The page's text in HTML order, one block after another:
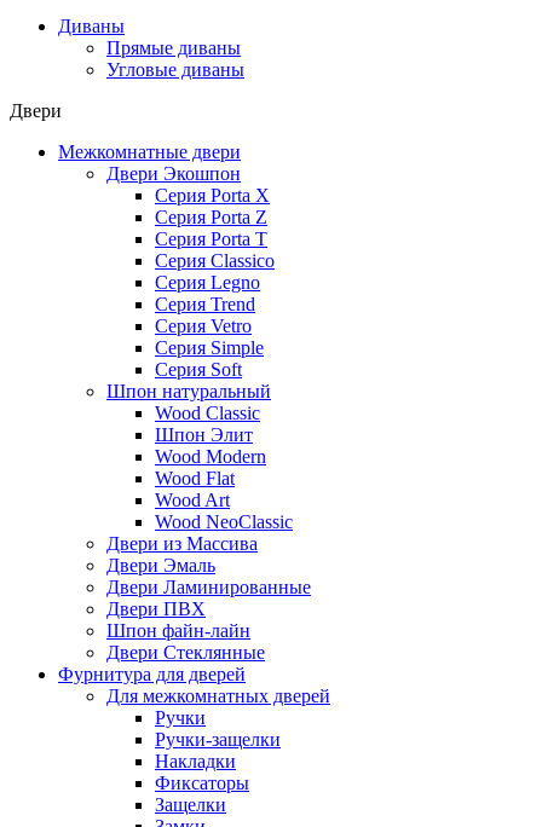
Диваны
Прямые диваны
Угловые диваны
Двери
Межкомнатные двери
Двери Экошпон
Серия Porta X
Серия Porta Z
Серия Porta T
Серия Classico
Серия Legno
Серия Trend
Серия Vetro
Серия Simple
Серия Soft
Шпон натуральный
Wood Classic
Шпон Элит
Wood Modern
Wood Flat
Wood Art
Wood NeoClassic
Двери из Массива
Двери Эмаль
Двери Ламинированные
Двери ПВХ
Шпон файн-лайн
Двери Стеклянные
Фурнитура для дверей
Для межкомнатных дверей
Ручки
Ручки-защелки
Накладки
Фиксаторы
Защелки